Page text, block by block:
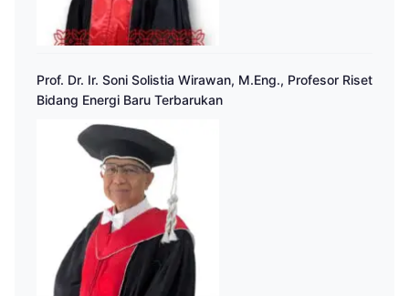
Prof. Dr. Ir. Soni Solistia Wirawan, M.Eng., Profesor Riset
Bidang Energi Baru Terbarukan